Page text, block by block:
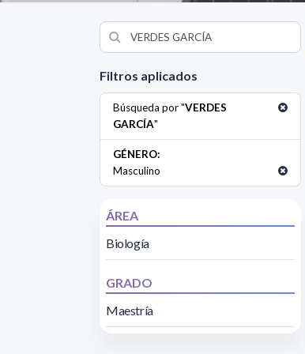
Filtros aplicados
Búsqueda por "VERDES
GARCÍA"
GÉNERO:
Masculino
ÁREA
Biología
GRADO
Maestría